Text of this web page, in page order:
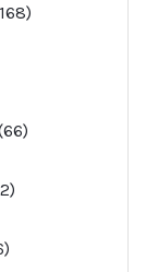
168
produkter
66
produkter
produkter
produkter